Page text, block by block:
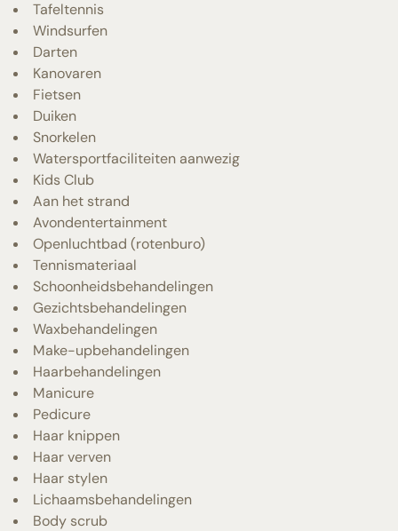
Tafeltennis
Windsurfen
Darten
Kanovaren
Fietsen
Duiken
Snorkelen
Watersportfaciliteiten aanwezig
Kids Club
Aan het strand
Avondentertainment
Openluchtbad (rotenburo)
Tennismateriaal
Schoonheidsbehandelingen
Gezichtsbehandelingen
Waxbehandelingen
Make-upbehandelingen
Haarbehandelingen
Manicure
Pedicure
Haar knippen
Haar verven
Haar stylen
Lichaamsbehandelingen
Body scrub